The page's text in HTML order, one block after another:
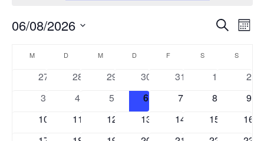
und
Suche
Monat
06/08/2026
wählen.
Kalender
Veranstaltungen
MMONTAG DDIENSTAGMMITTWOCH
DDONNERSTAG
F S SAMSTAGS
0
27
0
Veranstaltungen
28
0
Veranstaltungen
29
0
Veranstaltungen
30
0
31
0
1
0
2
0
3
0
Veranstaltungen
4
0
Veranstaltungen
5
0
Veranstaltungen
6
0
7
0
8
0
9
0
10
0
11
0
12
0
13
0
14
0
15
0
16